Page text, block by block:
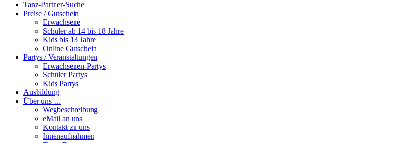
Tanz-Partner-Suche
Preise / Gutschein
Erwachsene
Schüler ab 14 bis 18 Jahre
Kids bis 13 Jahre
Online Gutschein
Partys / Veranstaltungen
Erwachsenen-Partys
Schüler Partys
Kids Partys
Ausbildung
Über uns …
Wegbeschreibung
eMail an uns
Kontakt zu uns
Innenaufnahmen